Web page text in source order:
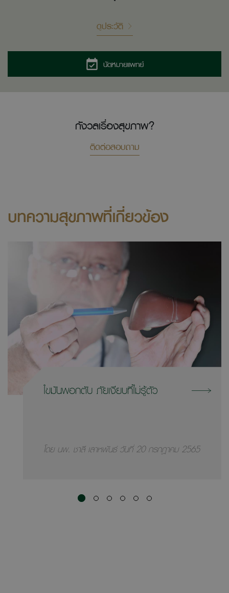
ดูประวัติ
นัดหมายแพทย์
กังวลเรื่องสุขภาพ?
ติดต่อสอบถาม
บทความสุขภาพที่เกี่ยวข้อง
ไขมันพอกตับ ภัยเงียบที่ไม่รู้ตัว
โดย นพ. ชาลี เลาหพันธ์ วันที่ 20 กรกฎาคม 2565